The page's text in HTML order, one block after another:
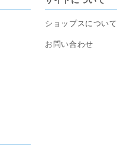
ショップスについて
お問い合わせ